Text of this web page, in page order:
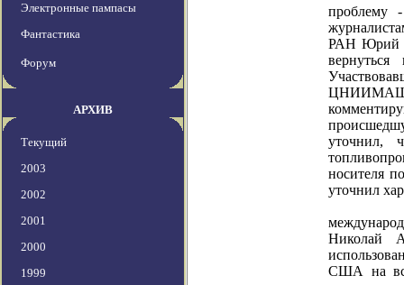
Электронные пампасы
Фантастика
Форум
АРХИВ
Текущий
2003
2002
2001
2000
1999
проблему
РАН Юрий
уточнил,
носителя
уточнил
Николай
США на